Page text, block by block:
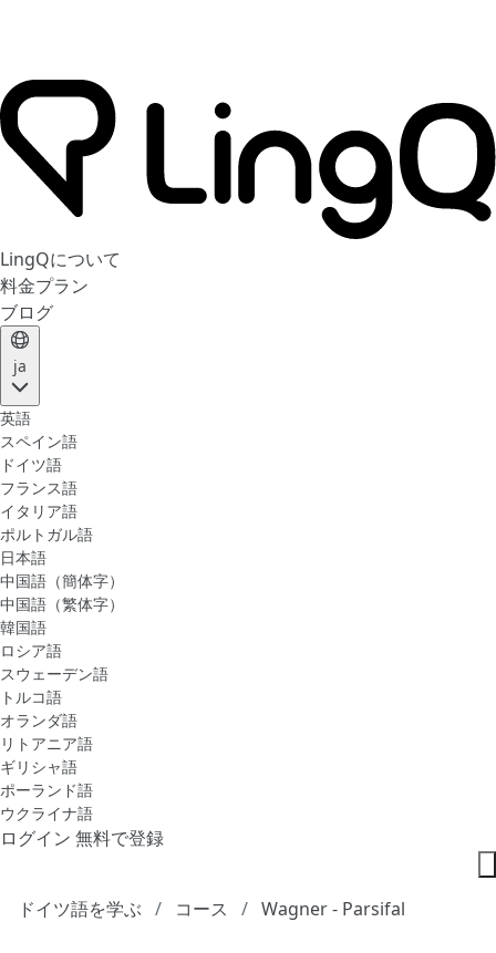
LingQについて
料金プラン
ブログ
ja
英語
スペイン語
ドイツ語
フランス語
イタリア語
ポルトガル語
日本語
中国語（簡体字）
中国語（繁体字）
韓国語
ロシア語
スウェーデン語
トルコ語
オランダ語
リトアニア語
ギリシャ語
ポーランド語
ウクライナ語
ログイン 無料で登録
ドイツ語を学ぶ コース Wagner - Parsifal